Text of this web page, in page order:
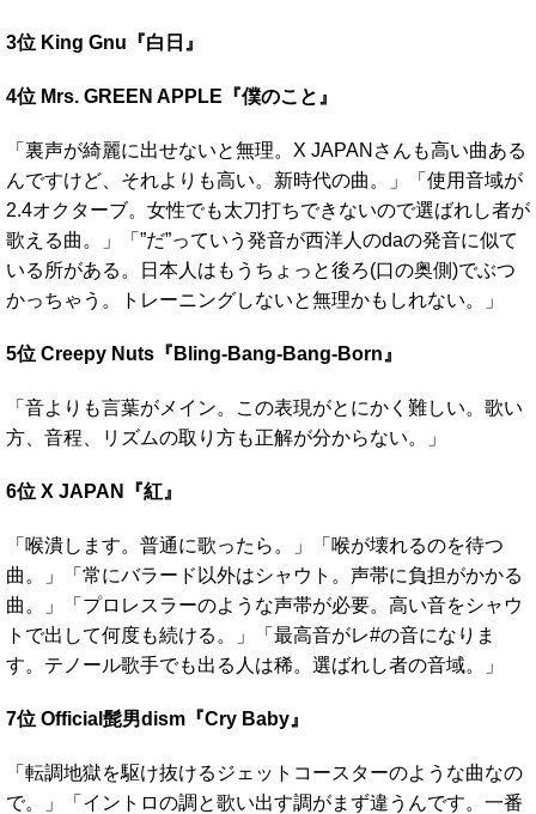
3位 King Gnu『白日』
4位 Mrs. GREEN APPLE『僕のこと』
「裏声が綺麗に出せないと無理。X JAPANさんも高い曲ある
んですけど、それよりも高い。新時代の曲。」「使用音域が
2.4オクターブ。女性でも太刀打ちできないので選ばれし者が
歌える曲。」「”だ”っていう発音が西洋人のdaの発音に似て
いる所がある。日本人はもうちょっと後ろ(口の奥側)でぶつ
かっちゃう。トレーニングしないと無理かもしれない。」
5位 Creepy Nuts『Bling-Bang-Bang-Born』
「音よりも言葉がメイン。この表現がとにかく難しい。歌い
方、音程、リズムの取り方も正解が分からない。」
6位 X JAPAN『紅』
「喉潰します。普通に歌ったら。」「喉が壊れるのを待つ
曲。」「常にバラード以外はシャウト。声帯に負担がかかる
曲。」「プロレスラーのような声帯が必要。高い音をシャウ
トで出して何度も続ける。」「最高音がレ#の音になりま
す。テノール歌手でも出る人は稀。選ばれし者の音域。」
7位 Official髭男dism『Cry Baby』
「転調地獄を駆け抜けるジェットコースターのような曲なの
で。」「イントロの調と歌い出す調がまず違うんです。一番